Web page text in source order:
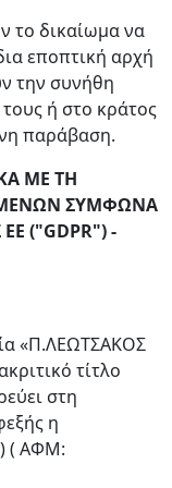
το δικαίωμα να
εποπτική αρχή
την συνήθη
ή στο κράτος
παράβαση.
ΜΕ ΤΗ
ΣΥΜΦΩΝΑ
("GDPR") -
«Π.ΛΕΩΤΣΑΚΟΣ
τίτλο
στη
η
( ΑΦΜ: